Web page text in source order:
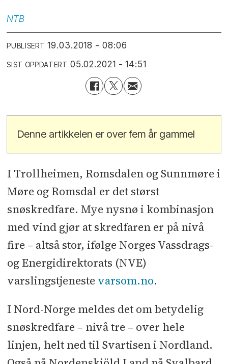
NTB
PUBLISERT 19.03.2018 - 08:06
SIST OPPDATERT 05.02.2021 - 14:51
Denne artikkelen er over fem år gammel
I Trollheimen, Romsdalen og Sunnmøre i
Møre og Romsdal er det størst
snøskredfare. Mye nysnø i kombinasjon
med vind gjør at skredfaren er på nivå
fire – altså stor, ifølge Norges Vassdrags-
og Energidirektorats (NVE)
varslingstjeneste varsom.no.
I Nord-Norge meldes det om betydelig
snøskredfare – nivå tre – over hele
linjen, helt ned til Svartisen i Nordland.